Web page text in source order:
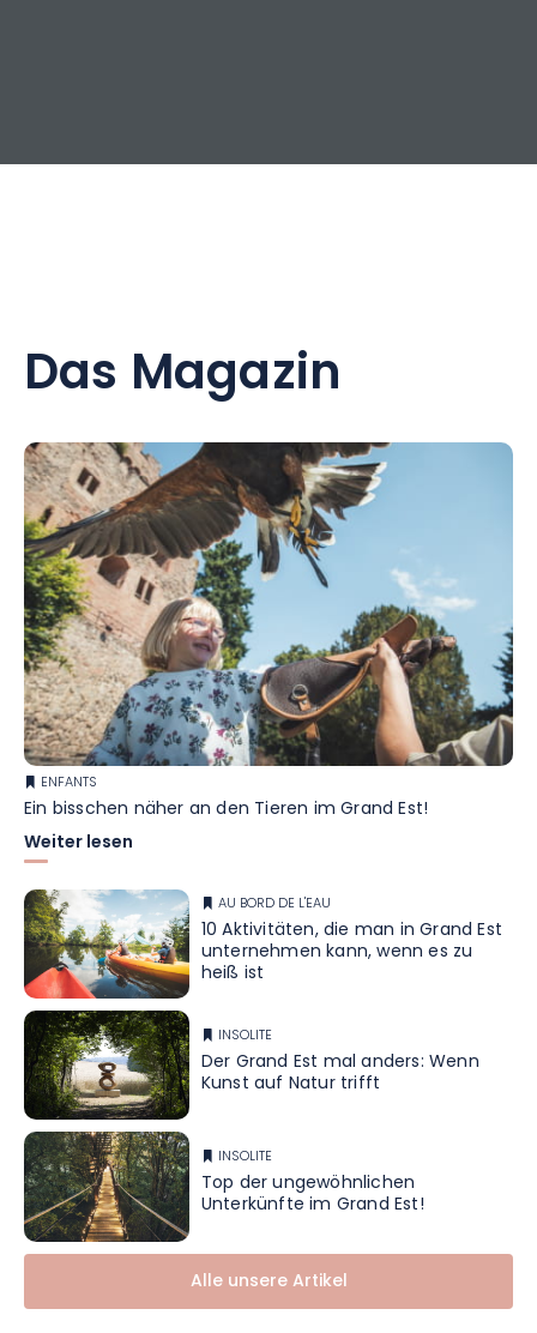
Das Magazin
ENFANTS
Ein bisschen näher an den Tieren im Grand Est!
Weiter lesen
AU BORD DE L'EAU
10 Aktivitäten, die man in Grand Est
unternehmen kann, wenn es zu
heiß ist
INSOLITE
Der Grand Est mal anders: Wenn
Kunst auf Natur trifft
INSOLITE
Top der ungewöhnlichen
Unterkünfte im Grand Est!
Alle unsere Artikel